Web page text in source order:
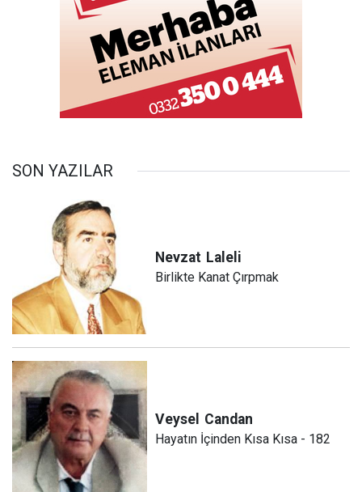
SON YAZILAR
Nevzat Laleli
Birlikte Kanat Çırpmak
Veysel Candan
Hayatın İçinden Kısa Kısa - 182